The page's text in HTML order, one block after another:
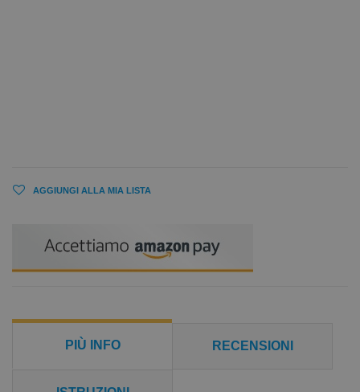
AGGIUNGI ALLA MIA LISTA
PIÙ INFO RECENSIONI